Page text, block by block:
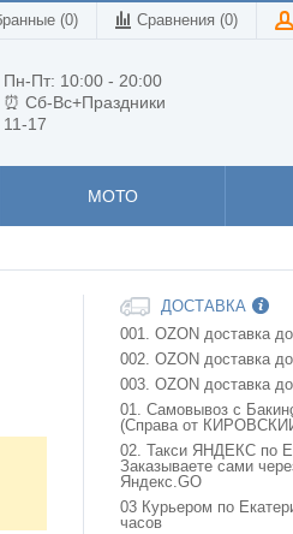
(0) Сравнения (0)
Пн-Пт: 10:00 - 20:00
⏰ Сб-Вс+Праздники
11-17
МОТО
ДОСТАВКА
001. OZON доставка
002. OZON доставка
003. OZON доставка
01. Самовывоз с
(Справа от
02. Такси ЯНДЕКС по
Заказываете сами
Яндекс.GO
03 Курьером по
часов